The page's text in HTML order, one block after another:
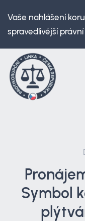
Vaše nahlášení
spravedlivější
Symbol